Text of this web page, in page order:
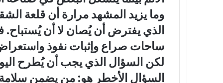
وما يزيد المشهد مرارة أن قلعة
الذي يفترض أن يُصان لا أن يُستباح.
ساحات صراع وإثبات نفوذ
لكن السؤال الذي يجب أن يُطرح
السؤال الأخطر هو: من يضمن